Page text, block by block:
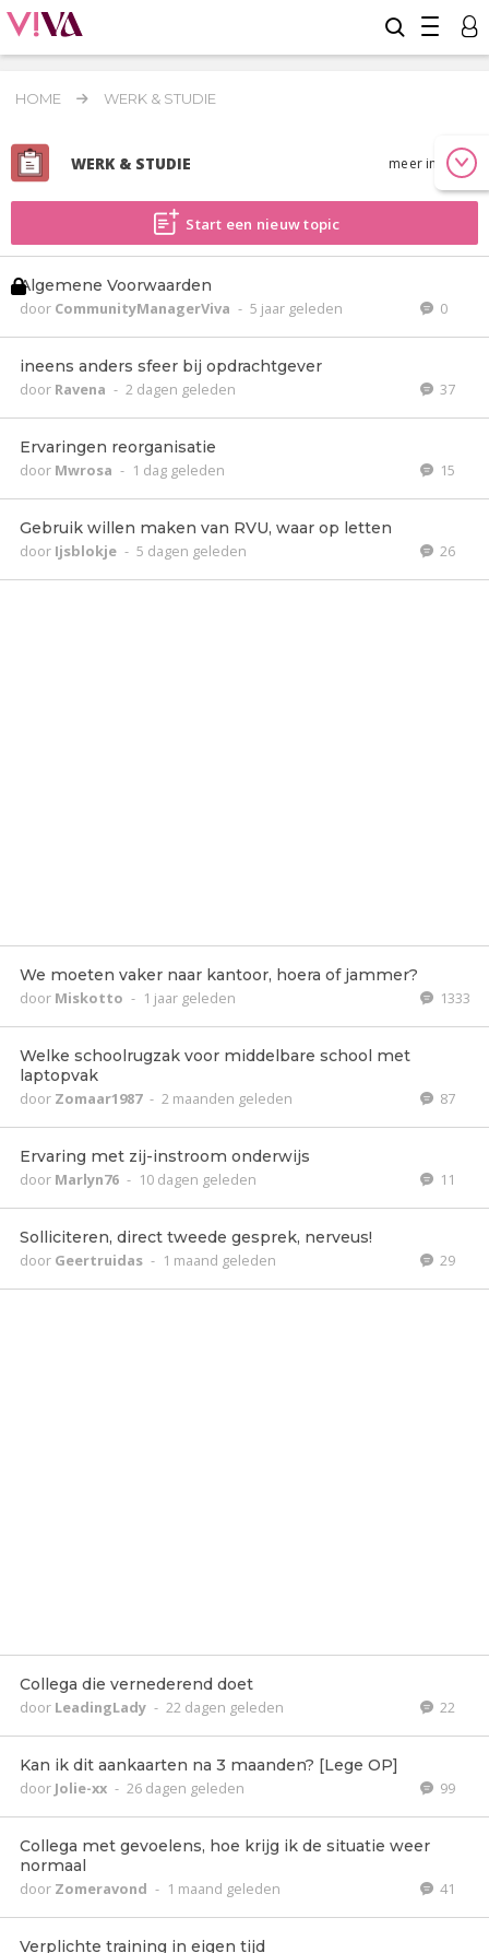
HOME WERK & STUDIE
WERK & STUDIE meer info
Start een nieuw topic
Algemene Voorwaarden
door CommunityManagerViva - 5 jaar geleden 0
ineens anders sfeer bij opdrachtgever
door Ravena - 2 dagen geleden 37
Ervaringen reorganisatie
door Mwrosa - 1 dag geleden 15
Gebruik willen maken van RVU, waar op letten
door Ijsblokje - 5 dagen geleden 26
We moeten vaker naar kantoor, hoera of jammer?
door Miskotto - 1 jaar geleden 1333
Welke schoolrugzak voor middelbare school met
laptopvak
door Zomaar1987 - 2 maanden geleden 87
Ervaring met zij-instroom onderwijs
door Marlyn76 - 10 dagen geleden 11
Solliciteren, direct tweede gesprek, nerveus!
door Geertruidas - 1 maand geleden 29
Collega die vernederend doet
door LeadingLady - 22 dagen geleden 22
Kan ik dit aankaarten na 3 maanden? [Lege OP]
door Jolie-xx - 26 dagen geleden 99
Collega met gevoelens, hoe krijg ik de situatie weer
normaal
door Zomeravond - 1 maand geleden 41
Verplichte training in eigen tijd